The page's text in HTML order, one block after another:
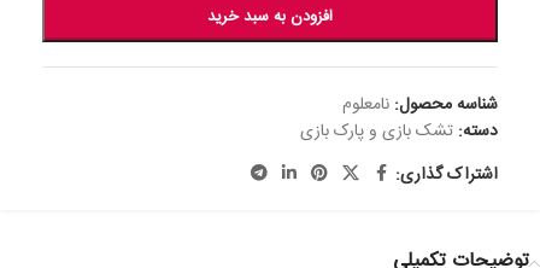
افزودن به سبد خرید
شناسه محصول: نامعلوم
دسته: تشک بازی و پارک بازی
اشتراک گذاری:
توضیحات تکمیلی